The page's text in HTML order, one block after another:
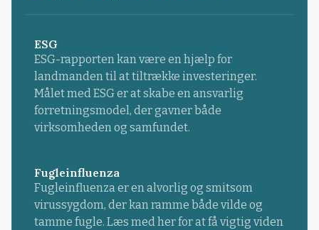
ESG
ESG-rapporten kan være en hjælp for
landmanden til at tiltrække investeringer.
Målet med ESG er at skabe en ansvarlig
forretningsmodel, der gavner både
virksomheden og samfundet.
Fugleinfluenza
Fugleinfluenza er en alvorlig og smitsom
virussygdom, der kan ramme både vilde og
tamme fugle. Læs med her for at få vigtig viden